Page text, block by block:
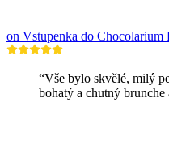
on Vstupenka do Chocolarium
“Vše bylo skvělé, milý
bohatý a chutný